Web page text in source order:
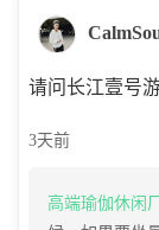
请问长江壹号
3天前
高端瑜伽休闲